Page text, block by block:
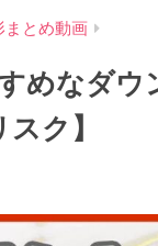
まとめ動画
めなダ
ク】